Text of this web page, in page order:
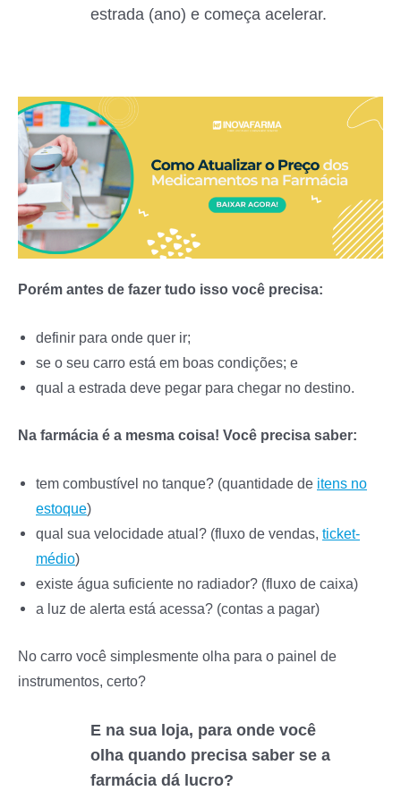
estrada (ano) e começa acelerar.
Porém antes de fazer tudo isso você precisa:
definir para onde quer ir;
se o seu carro está em boas condições; e
qual a estrada deve pegar para chegar no destino.
Na farmácia é a mesma coisa! Você precisa saber:
tem combustível no tanque? (quantidade de itens no
estoque)
qual sua velocidade atual? (fluxo de vendas, ticket-
médio)
existe água suficiente no radiador? (fluxo de caixa)
a luz de alerta está acessa? (contas a pagar)
No carro você simplesmente olha para o painel de
instrumentos, certo?
E na sua loja, para onde você
olha quando precisa saber se a
farmácia dá lucro?